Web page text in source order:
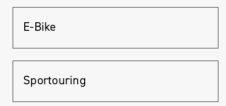
E-Bike
Sportouring